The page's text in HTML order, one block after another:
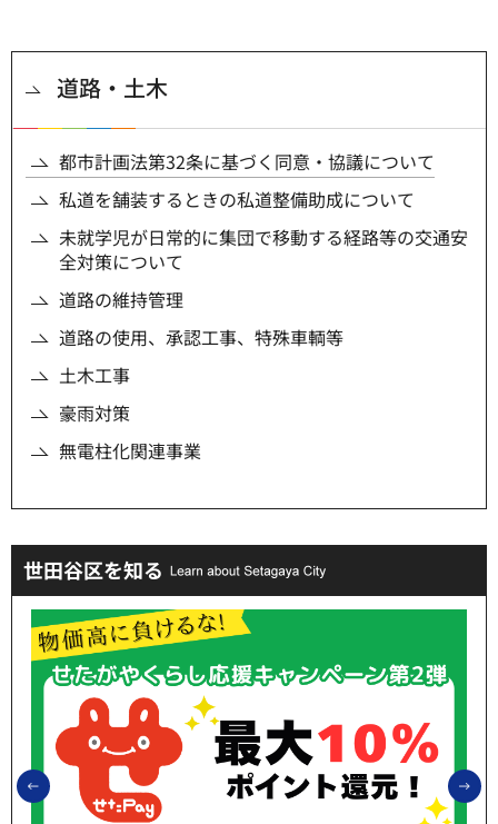
道路・土木
都市計画法第32条に基づく同意・協議について
私道を舗装するときの私道整備助成について
未就学児が日常的に集団で移動する経路等の交通安
全対策について
道路の維持管理
道路の使用、承認工事、特殊車輌等
土木工事
豪雨対策
無電柱化関連事業
世田谷区を知る
前のスライドを表示